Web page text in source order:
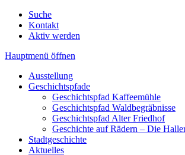
Suche
Kontakt
Aktiv werden
Hauptmenü öffnen
Ausstellung
Geschichtspfade
Geschichtspfad Kaffeemühle
Geschichtspfad Waldbegräbnisse
Geschichtspfad Alter Friedhof
Geschichte auf Rädern – Die
Stadtgeschichte
Aktuelles